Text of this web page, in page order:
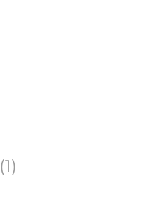
экранов для улучшения